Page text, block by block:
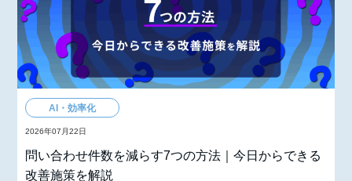
AI・効率化
2026年07月22日
問い合わせ件数を減らす7つの方法｜今日からできる
改善施策を解説